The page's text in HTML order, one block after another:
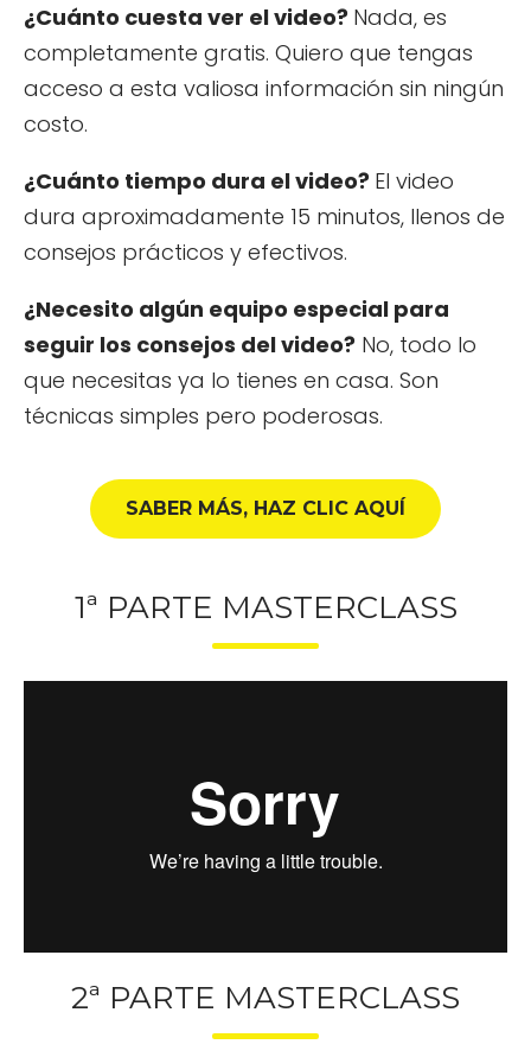
¿Cuánto cuesta ver el video? Nada, es
completamente gratis. Quiero que tengas
acceso a esta valiosa información sin ningún
costo.
¿Cuánto tiempo dura el video? El video
dura aproximadamente 15 minutos, llenos de
consejos prácticos y efectivos.
¿Necesito algún equipo especial para
seguir los consejos del video? No, todo lo
que necesitas ya lo tienes en casa. Son
técnicas simples pero poderosas.
SABER MÁS, HAZ CLIC AQUÍ
1ª PARTE MASTERCLASS
2ª PARTE MASTERCLASS